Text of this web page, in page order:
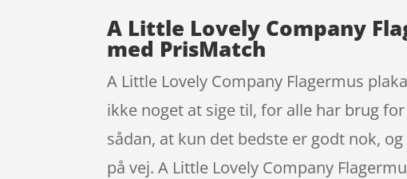
A Little Lovely Company
med PrisMatch
A Little Lovely Company Flagermus
ikke noget at sige til, for alle har brug
sådan, at kun det bedste er godt nok,
på vej. A Little Lovely Company